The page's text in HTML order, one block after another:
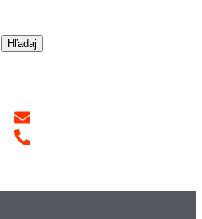
Hľadaj